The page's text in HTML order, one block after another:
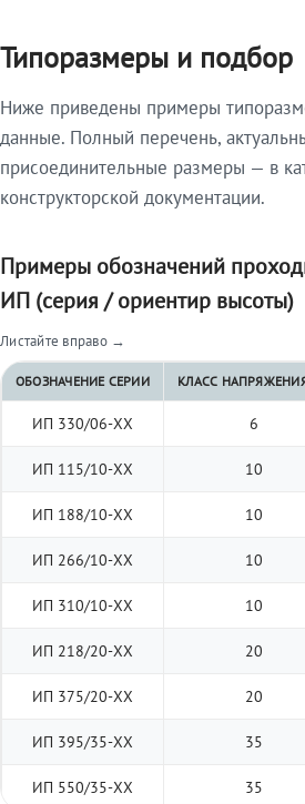
Типоразмеры и подбор
Ниже приведены примеры
данные. Полный перечень,
присоединительные размеры — в
конструкторской документации.
Примеры обозначений
ИП (серия / ориентир высоты)
Листайте вправо →
ОБОЗНАЧЕНИЕ СЕРИИ КЛАСС
ИП 330/06-ХХ 6
ИП 115/10-ХХ 10
ИП 188/10-ХХ 10
ИП 266/10-ХХ 10
ИП 310/10-ХХ 10
ИП 218/20-ХХ 20
ИП 375/20-ХХ 20
ИП 395/35-ХХ 35
ИП 550/35-ХХ 35